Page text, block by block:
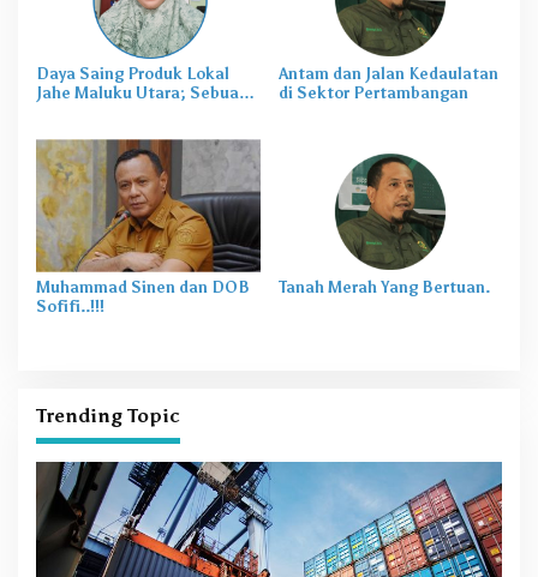
Daya Saing Produk Lokal
Jahe Maluku Utara; Sebuah
Antam dan Jalan Kedaulatan
di Sektor Pertambangan
Muhammad Sinen dan DOB
Sofifi..!!!
Tanah Merah Yang Bertuan.
Trending Topic